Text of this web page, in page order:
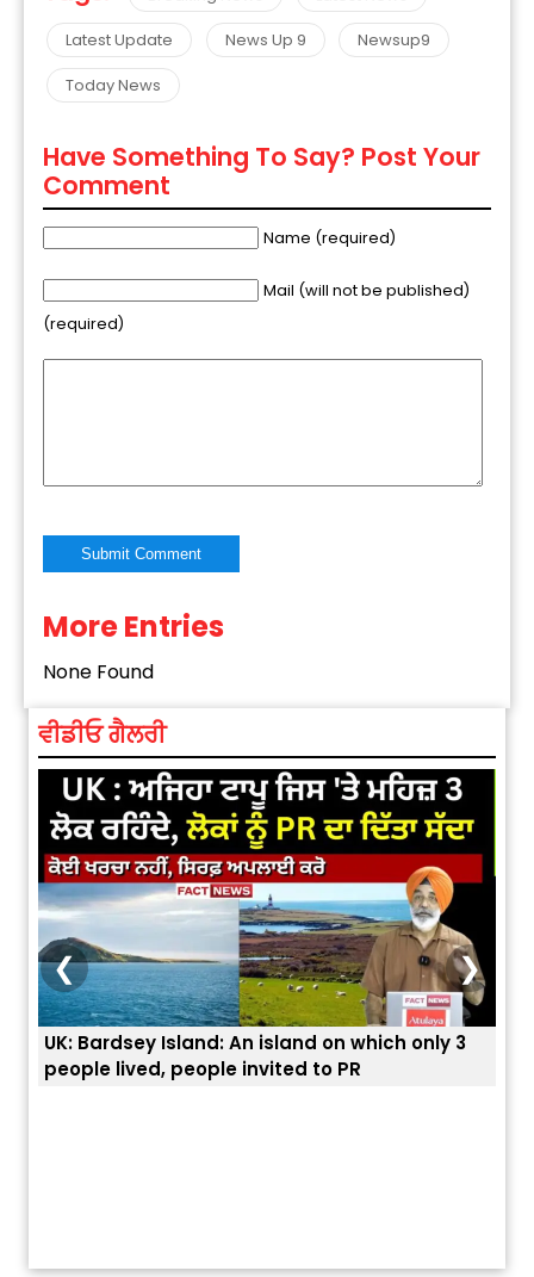
Latest Update
News Up 9
Newsup9
Today News
Have Something To Say? Post Your
Comment
Name (required)
Mail (will not be published)
(required)
Alternative:
More Entries
None Found
ਵੀਡੀਓ ਗੈਲਰੀ
UK: Bardsey Island: An island on which only 3
people lived, people invited to PR
❮ ❯